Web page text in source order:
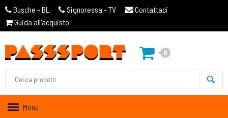
Busche - BL Signoressa - TV
Contattaci
Guida all'acquisto
0
Menu